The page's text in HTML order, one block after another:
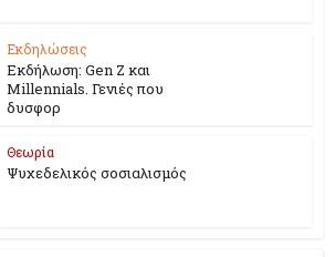
Εκδηλώσεις
Εκδήλωση: Gen Z και
Millennials. Γενιές που
δυσφορ
Θεωρία
Ψυχεδελικός σοσιαλισμός